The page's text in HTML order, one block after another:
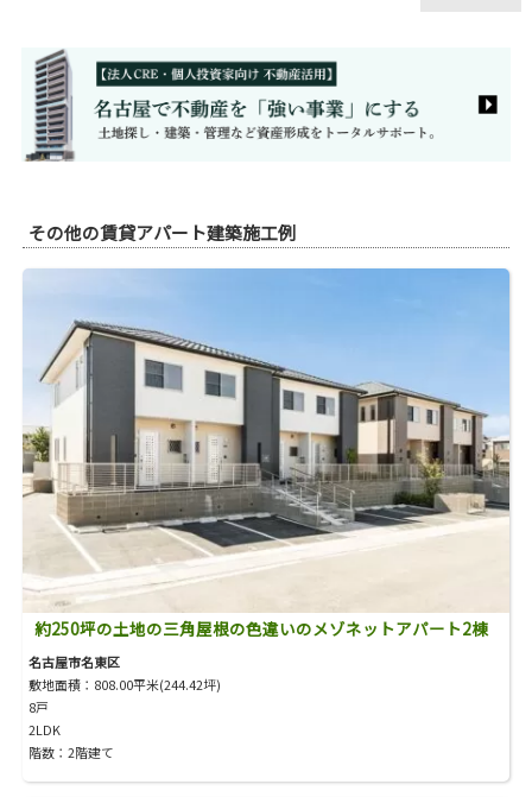
その他の賃貸アパート建築施工例
約250坪の土地の三角屋根の色違いのメゾネットアパート2棟
名古屋市名東区
敷地面積：808.00平米(244.42坪)
8戸
2LDK
階数：2階建て